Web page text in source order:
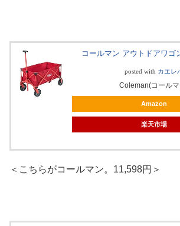
コールマン アウトドアワゴ
posted with カエレ
Coleman(コール
Amazon
楽天市場
＜こちらがコールマン。11,598円＞